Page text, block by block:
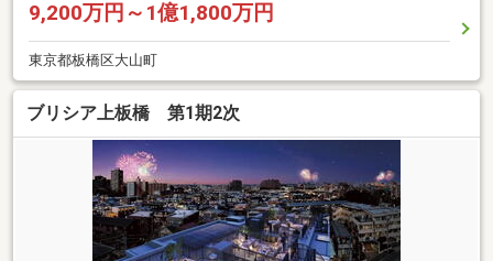
9,200万円～1億1,800万円
東京都板橋区大山町
ブリシア上板橋 第1期2次